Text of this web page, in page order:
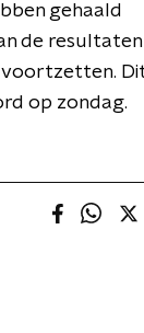
gehaald
de resultaten
voortzetten.
op zondag.